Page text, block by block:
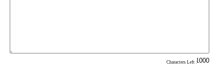
: Characters Left